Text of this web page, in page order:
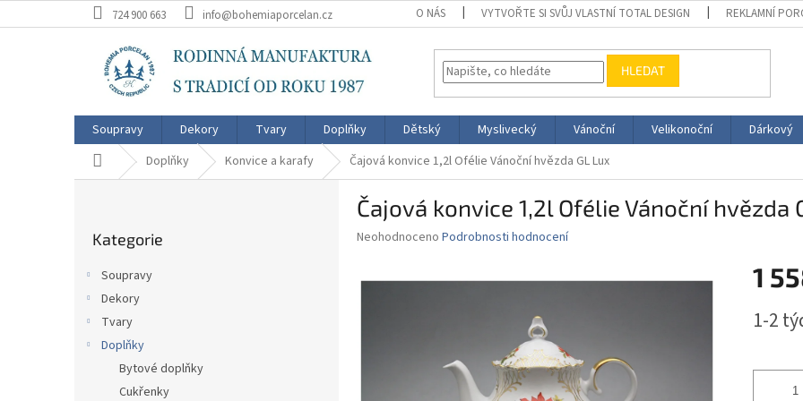
na
724 900 663 info@bohemiaporcelan.cz O NÁS VYTVOŘTE SI SVŮJ VLASTNÍ TOTAL DESIGN REKLAMNÍ
HLEDAT
Soupravy Dekory Tvary Doplňky Dětský Myslivecký Vánoční Velikonoční Dárkový
Domů Doplňky Konvice a karafy Čajová konvice 1,2l Ofélie Vánoční hvězda GL Lux
kategorie
Kategorie
Soupravy
Dekory
Tvary
Doplňky
Bytové doplňky
Cukřenky
Čajová konvice 1,2l Ofélie Vánoční hvězda
Průměrné
Neohodnoceno Podrobnosti hodnocení
1
cena:
1-2